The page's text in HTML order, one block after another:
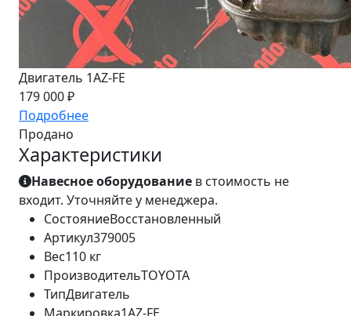
Двигатель 1AZ-FE
179 000 ₽
Подробнее
Продано
Характеристики
Навесное оборудование в стоимость не
входит. Уточняйте у менеджера.
СостояниеВосстановленный
Артикул379005
Вес110 кг
ПроизводительTOYOTA
ТипДвигатель